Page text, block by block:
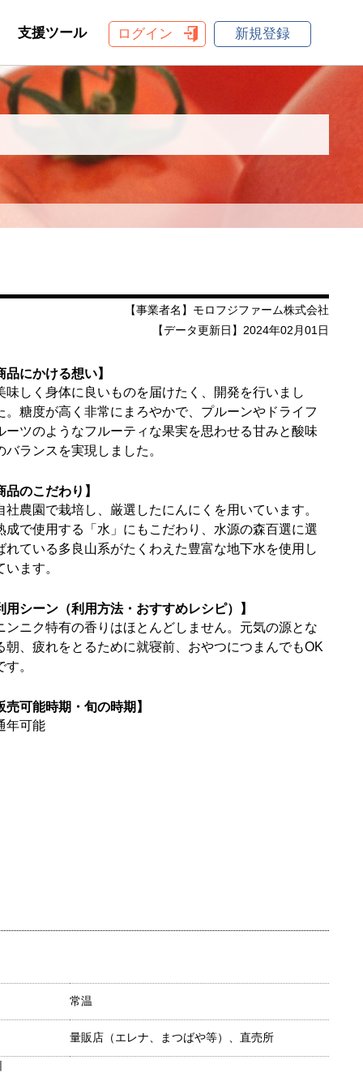
支援ツール ログイン 新規登録
【事業者名】モロフジファーム株式会社
【データ更新日】2024年02月01日
品にかける想い】
味しく身体に良いものを届けたく、開発を行いまし
。糖度が高く非常にまろやかで、プルーンやドライフ
ーツのようなフルーティな果実を思わせる甘みと酸味
バランスを実現しました。
品のこだわり】
社農園で栽培し、厳選したにんにくを用いています。
成で使用する「水」にもこだわり、水源の森百選に選
れている多良山系がたくわえた豊富な地下水を使用し
います。
用シーン（利用方法・おすすめレシピ）】
ンニク特有の香りはほとんどしません。元気の源とな
朝、疲れをとるために就寝前、おやつにつまんでもOK
す。
売可能時期・旬の時期】
年可能
常温
量販店（エレナ、まつばや等）、直売所